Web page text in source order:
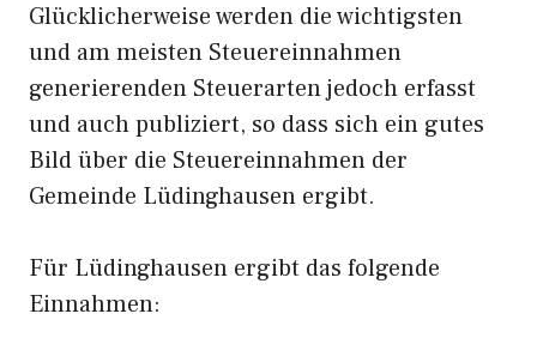
Glücklicherweise werden die wichtigsten
und am meisten Steuereinnahmen
generierenden Steuerarten jedoch erfasst
und auch publiziert, so dass sich ein gutes
Bild über die Steuereinnahmen der
Gemeinde Lüdinghausen ergibt.
Für Lüdinghausen ergibt das folgende
Einnahmen: